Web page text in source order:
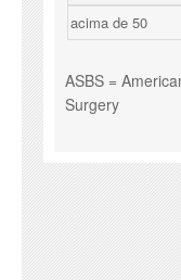
acima de 50
ASBS =
Surgery